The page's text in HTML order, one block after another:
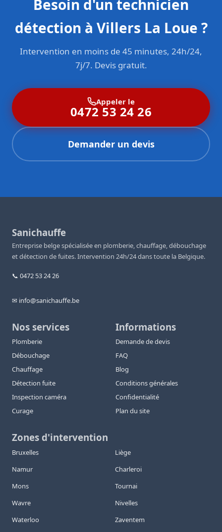
Besoin d'un technicien
détection à Villers La Loue ?
Intervention en moins de 45 minutes, 24h/24,
7j/7. Devis gratuit.
Appeler le
0472 53 24 26
Demander un devis
Sanichauffe
Entreprise belge spécialisée en plomberie, chauffage, débouchage
et détection de fuites. Intervention 24h/24 dans toute la Belgique.
📞 0472 53 24 26
✉ info@sanichauffe.be
Nos services
Plomberie
Débouchage
Chauffage
Détection fuite
Inspection caméra
Curage
Informations
Demande de devis
FAQ
Blog
Conditions générales
Confidentialité
Plan du site
Zones d'intervention
Bruxelles
Liège
Namur
Charleroi
Mons
Tournai
Wavre
Nivelles
Waterloo
Zaventem